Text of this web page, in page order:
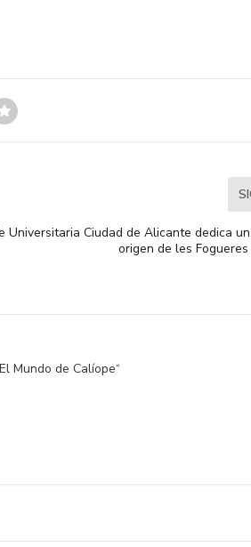
Universitaria Ciudad de Alicante dedica
origen de les
Mundo de Calíope“